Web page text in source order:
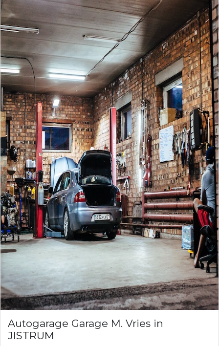
Autogarage Garage M. Vries in
JISTRUM